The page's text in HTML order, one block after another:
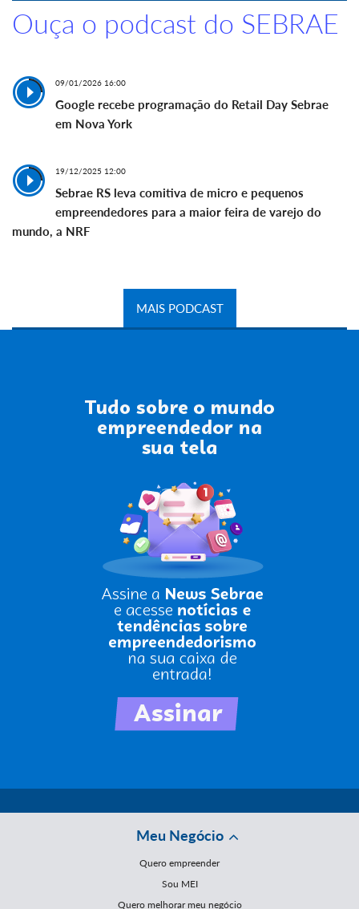
Ouça o podcast do SEBRAE
09/01/2026 16:00
Google recebe programação do Retail Day Sebrae
em Nova York
19/12/2025 12:00
Sebrae RS leva comitiva de micro e pequenos
empreendedores para a maior feira de varejo do
mundo, a NRF
MAIS PODCAST
Meu Negócio
Quero empreender
Sou MEI
Quero melhorar meu negócio